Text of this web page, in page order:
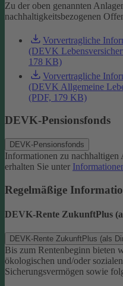
Zu der oben genannten
nachhaltigkeitsbezogenen
Vorvertragliche
(DEVK
178 KB)
Vorvertragliche
(DEVK Allgemeine
(PDF, 179 KB)
DEVK-Pensionsfonds
DEVK-Pensionsfonds
Informationen zu nachhaltigen
erhalten Sie unter
Regelmäßige
DEVK-Rente ZukunftPlus
DEVK-Rente ZukunftPlus (als
Bis zum Rentenbeginn bieten
ökologischen und/oder
Sicherungsvermögen sowie